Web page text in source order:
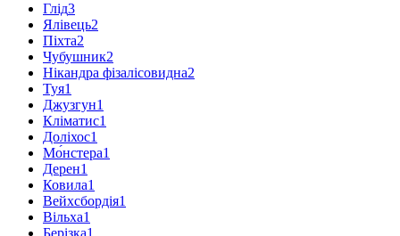
Глід3
Ялівець2
Піхта2
Чубушник2
Нікандра фізалісовидна2
Туя1
Джузгун1
Кліматис1
Доліхос1
Мо́нстера1
Дерен1
Ковила1
Вейхсбордія1
Вільха1